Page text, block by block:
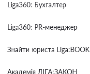
Liga360: Бухгалтер
Liga360: PR-менеджер
Знайти юриста Liga:BOOK
Академія ЛІГА:ЗАКОН